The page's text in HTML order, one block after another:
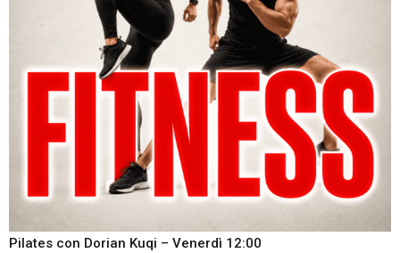
Pilates con Dorian Kuqi – Venerdì 12:00